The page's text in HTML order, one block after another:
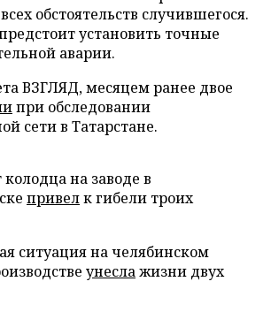
обстоятельств случившегося.
установить точные
аварии.
ВЗГЛЯД, месяцем ранее двое
при обследовании
сети в Татарстане.
на заводе в
привелк гибели троих
ситуация на челябинском
унеслажизни двух